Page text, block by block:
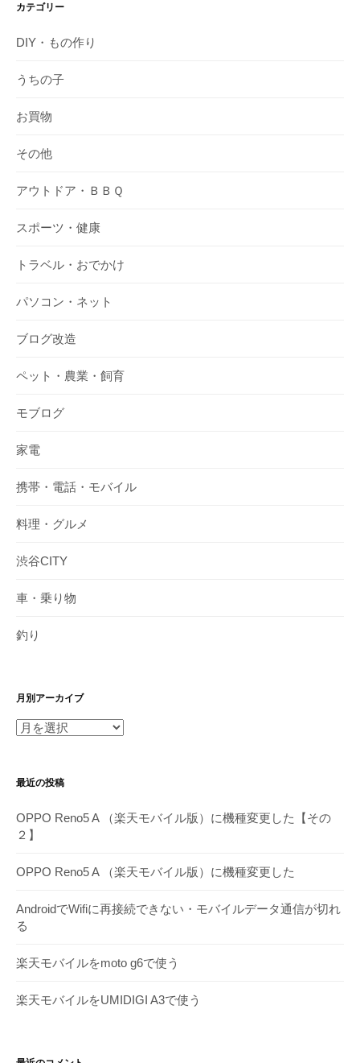
カテゴリー
DIY・もの作り
うちの子
お買物
その他
アウトドア・ＢＢＱ
スポーツ・健康
トラベル・おでかけ
パソコン・ネット
ブログ改造
ペット・農業・飼育
モブログ
家電
携帯・電話・モバイル
料理・グルメ
渋谷CITY
車・乗り物
釣り
月別アーカイブ
月
ー
イ
ブ
最近の投稿
OPPO Reno5 A （楽天モバイル版）に機種変更した【その
２】
OPPO Reno5 A （楽天モバイル版）に機種変更した
AndroidでWifiに再接続できない・モバイルデータ通信が切れ
る
楽天モバイルをmoto g6で使う
楽天モバイルをUMIDIGI A3で使う